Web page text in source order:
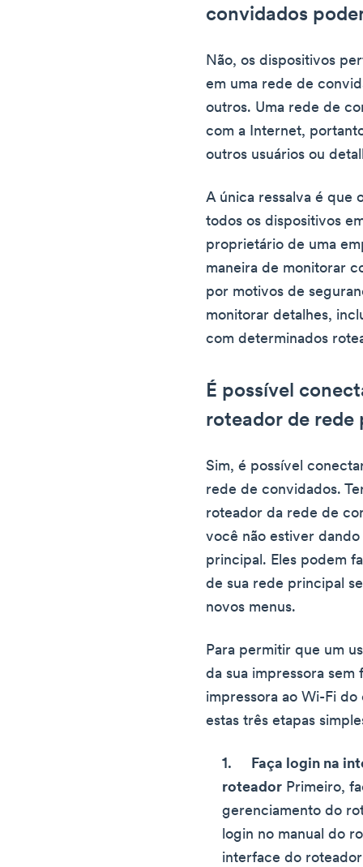
convidados
Não, os dispositivos
em uma rede de
outros. Uma rede de
com a Internet,
outros usuários ou
A única ressalva é que
todos os dispositivos
proprietário de uma
maneira de monitorar
por motivos de
monitorar detalhes,
com determinados
É possível
roteador de rede
Sim, é possível
rede de convidados.
roteador da rede de
você não estiver
principal. Eles podem
de sua rede principal
novos menus.
Para permitir que um
da sua impressora
impressora ao Wi-Fi
estas três etapas
Faça login na
roteador Primeiro,
gerenciamento do
login no manual do
interface do